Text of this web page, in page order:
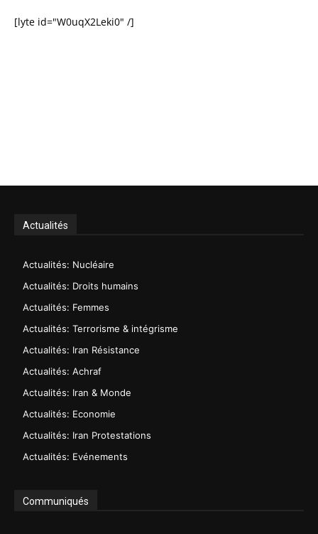
[lyte id="W0uqX2Leki0" /]
Actualités
Actualités: Nucléaire
Actualités: Droits humains
Actualités: Femmes
Actualités: Terrorisme & intégrisme
Actualités: Iran Résistance
Actualités: Achraf
Actualités: Iran & Monde
Actualités: Economie
Actualités: Iran Protestations
Actualités: Evénements
Communiqués